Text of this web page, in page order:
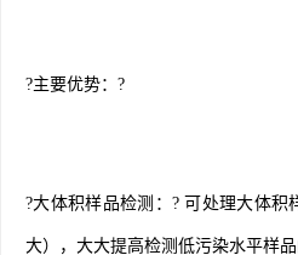
?主要优势：?
?大体积样品检测：? 可处理大体积
大），大大提高检测低污染水平样